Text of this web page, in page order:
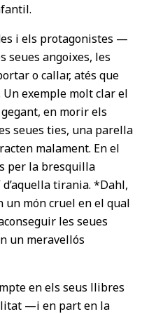
i els protagonistes —
seues angoixes, les
o callar, atés que
Un exemple molt clar el
en morir els
seues ties, una parella
malament. En el
per la bresquilla
tirania. *Dahl,
un món cruel en el qual
les seues
un meravellós
en els seus llibres
—i en part en la